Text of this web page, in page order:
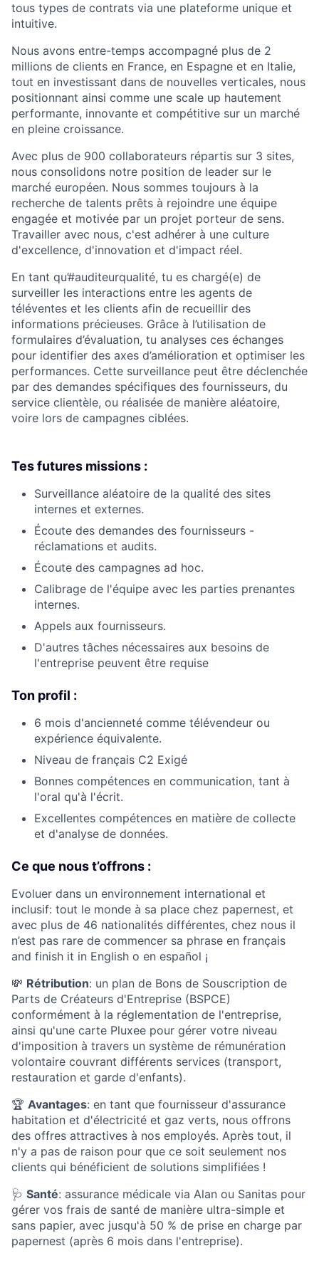
tous types de contrats via une plateforme unique et
intuitive.
Nous avons entre-temps accompagné plus de 2
millions de clients en France, en Espagne et en Italie,
tout en investissant dans de nouvelles verticales, nous
positionnant ainsi comme une scale up hautement
performante, innovante et compétitive sur un marché
en pleine croissance.
Avec plus de 900 collaborateurs répartis sur 3 sites,
nous consolidons notre position de leader sur le
marché européen. Nous sommes toujours à la
recherche de talents prêts à rejoindre une équipe
engagée et motivée par un projet porteur de sens.
Travailler avec nous, c'est adhérer à une culture
d'excellence, d'innovation et d'impact réel.
En tant qu’#auditeurqualité, tu es chargé(e) de
surveiller les interactions entre les agents de
téléventes et les clients afin de recueillir des
informations précieuses. Grâce à l’utilisation de
formulaires d’évaluation, tu analyses ces échanges
pour identifier des axes d’amélioration et optimiser les
performances. Cette surveillance peut être déclenchée
par des demandes spécifiques des fournisseurs, du
service clientèle, ou réalisée de manière aléatoire,
voire lors de campagnes ciblées.
Tes futures missions :
Surveillance aléatoire de la qualité des sites
internes et externes.
Écoute des demandes des fournisseurs -
réclamations et audits.
Écoute des campagnes ad hoc.
Calibrage de l'équipe avec les parties prenantes
internes.
Appels aux fournisseurs.
D'autres tâches nécessaires aux besoins de
l'entreprise peuvent être requise
Ton profil :
6 mois d'ancienneté comme télévendeur ou
expérience équivalente.
Niveau de français C2 Exigé
Bonnes compétences en communication, tant à
l'oral qu'à l'écrit.
Excellentes compétences en matière de collecte
et d'analyse de données.
Ce que nous t’offrons :
Evoluer dans un environnement international et
inclusif: tout le monde à sa place chez papernest, et
avec plus de 46 nationalités différentes, chez nous il
n’est pas rare de commencer sa phrase en français
and finish it in English o en español ¡
💸 Rétribution: un plan de Bons de Souscription de
Parts de Créateurs d'Entreprise (BSPCE)
conformément à la réglementation de l'entreprise,
ainsi qu'une carte Pluxee pour gérer votre niveau
d'imposition à travers un système de rémunération
volontaire couvrant différents services (transport,
restauration et garde d'enfants).
🏆 Avantages: en tant que fournisseur d'assurance
habitation et d'électricité et gaz verts, nous offrons
des offres attractives à nos employés. Après tout, il
n'y a pas de raison pour que ce soit seulement nos
clients qui bénéficient de solutions simplifiées !
🩺 Santé: assurance médicale via Alan ou Sanitas pour
gérer vos frais de santé de manière ultra-simple et
sans papier, avec jusqu'à 50 % de prise en charge par
papernest (après 6 mois dans l'entreprise).